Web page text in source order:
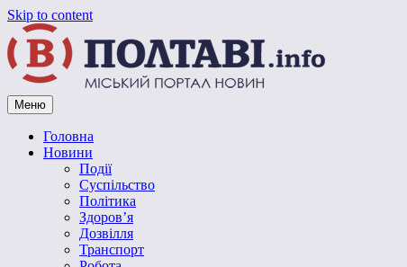
Skip to content
Vpoltave.info
Полтавський портал новин
Меню
Головна
Новини
Події
Суспільство
Політика
Здоров’я
Дозвілля
Транспорт